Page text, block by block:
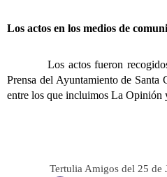
Los actos en los medios de
Los actos fueron
Prensa del Ayuntamiento de Santa
entre los que incluimos La Opinión
Tertulia Amigos del 25 de